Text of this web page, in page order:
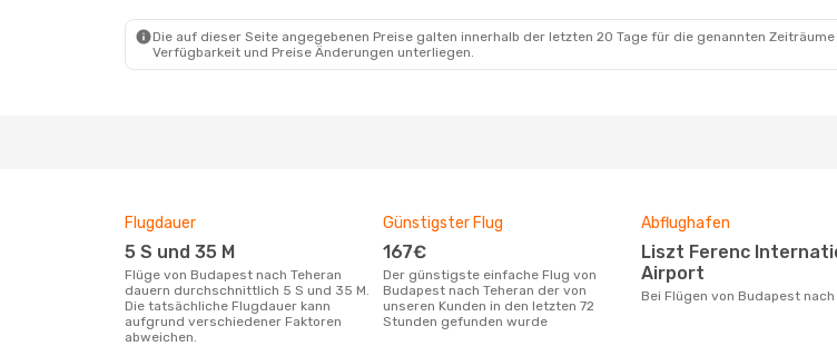
Die auf dieser Seite angegebenen Preise galten innerhalb der letzten 20 Tage für die genannten
Verfügbarkeit und Preise Änderungen unterliegen.
Flugdauer
5 S und 35 M
Flüge von Budapest nach Teheran
dauern durchschnittlich 5 S und 35 M.
Die tatsächliche Flugdauer kann
aufgrund verschiedener Faktoren
abweichen.
Günstigster Flug
167€
Der günstigste einfache Flug von
Budapest nach Teheran der von
unseren Kunden in den letzten 72
Stunden gefunden wurde
Abflughafen
Liszt Ferenc International
Airport
Bei Flügen von Budapest